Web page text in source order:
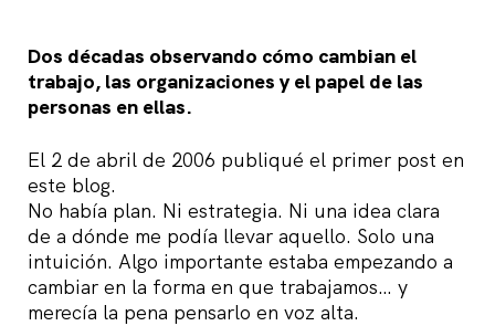
Dos décadas observando cómo cambian el
trabajo, las organizaciones y el papel de las
personas en ellas.
El 2 de abril de 2006 publiqué el primer post en
este blog.
No había plan. Ni estrategia. Ni una idea clara
de a dónde me podía llevar aquello. Solo una
intuición. Algo importante estaba empezando a
cambiar en la forma en que trabajamos… y
merecía la pena pensarlo en voz alta.